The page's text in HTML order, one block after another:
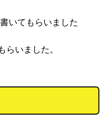
いてもらいました
らいました。